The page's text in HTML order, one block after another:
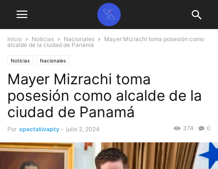
Inicio Noticias Nacionales
Mayer Mizrachi toma posesión como
alcalde de la ciudad de Panamá
Noticias Nacionales
Mayer Mizrachi toma
posesión como alcalde de la
ciudad de Panamá
Por xpectativapty - julio 2, 2024 0
374